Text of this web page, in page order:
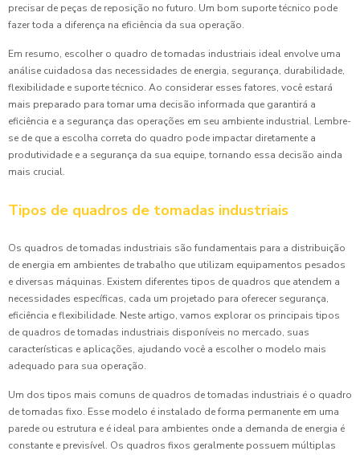
precisar de peças de reposição no futuro. Um bom suporte técnico pode
fazer toda a diferença na eficiência da sua operação.
Em resumo, escolher o quadro de tomadas industriais ideal envolve uma
análise cuidadosa das necessidades de energia, segurança, durabilidade,
flexibilidade e suporte técnico. Ao considerar esses fatores, você estará
mais preparado para tomar uma decisão informada que garantirá a
eficiência e a segurança das operações em seu ambiente industrial. Lembre-
se de que a escolha correta do quadro pode impactar diretamente a
produtividade e a segurança da sua equipe, tornando essa decisão ainda
mais crucial.
Tipos de quadros de tomadas industriais
Os quadros de tomadas industriais são fundamentais para a distribuição
de energia em ambientes de trabalho que utilizam equipamentos pesados
e diversas máquinas. Existem diferentes tipos de quadros que atendem a
necessidades específicas, cada um projetado para oferecer segurança,
eficiência e flexibilidade. Neste artigo, vamos explorar os principais tipos
de quadros de tomadas industriais disponíveis no mercado, suas
características e aplicações, ajudando você a escolher o modelo mais
adequado para sua operação.
Um dos tipos mais comuns de quadros de tomadas industriais é o quadro
de tomadas fixo. Esse modelo é instalado de forma permanente em uma
parede ou estrutura e é ideal para ambientes onde a demanda de energia é
constante e previsível. Os quadros fixos geralmente possuem múltiplas